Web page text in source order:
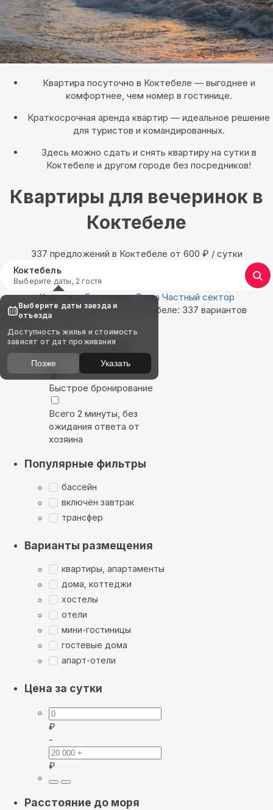
Квартира посуточно в Коктебеле — выгоднее и
комфортнее, чем номер в гостинице.
Краткосрочная аренда квартир — идеальное решение
для туристов и командированных.
Здесь можно сдать и снять квартиру на сутки в
Коктебеле и другом городе без посредников!
Квартиры для вечеринок в
Коктебеле
337 предложений в Коктебеле oт 600 ₽ / сутки
Коктебель
Выберите даты, 2 гостя
Квартиры Гостиницы Дома Частный сектор
Найдём, где остановиться в Коктебеле: 337 вариантов
Показать на карте
Выбирайте лучшее
Быстрое бронирование
Всего 2 минуты, без
ожидания ответа от
хозяина
Популярные фильтры
бассейн
включён завтрак
трансфер
Варианты размещения
квартиры, апартаменты
дома, коттеджи
хостелы
отели
мини-гостиницы
гостевые дома
апарт-отели
Цена за сутки
₽
-
₽
Расстояние до моря
Выберите даты заезда и
отъезда
Доступность жилья и стоимость
зависят от дат проживания
Позже Указать